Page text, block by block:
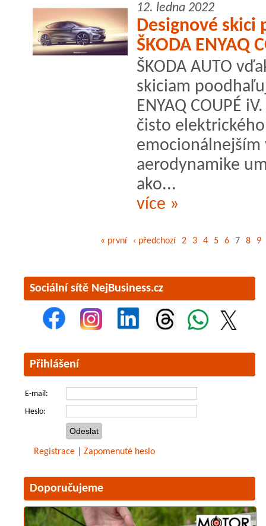
12. ledna 2022
Designové skici
ŠKODA ENYAQ
ŠKODA AUTO
skiciam
ENYAQ COUPÉ
čisto elektrického
emocionálnejším
aerodynamike
ako...
více »
« první ‹ předchozí 2 3 4 5 6 7 8 9
Sociální sítě NejBusiness.cz
Přihlášení
E-mail:
Heslo:
Registrace Zapomenuté heslo
Doporučujeme